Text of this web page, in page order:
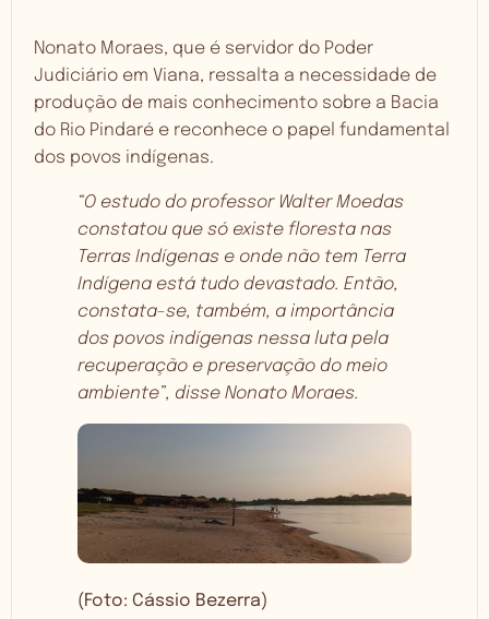
Nonato Moraes, que é servidor do Poder
Judiciário em Viana, ressalta a necessidade de
produção de mais conhecimento sobre a Bacia
do Rio Pindaré e reconhece o papel fundamental
dos povos indígenas.
“O estudo do professor Walter Moedas
constatou que só existe floresta nas
Terras Indígenas e onde não tem Terra
Indígena está tudo devastado. Então,
constata-se, também, a importância
dos povos indígenas nessa luta pela
recuperação e preservação do meio
ambiente”, disse Nonato Moraes.
(Foto: Cássio Bezerra)